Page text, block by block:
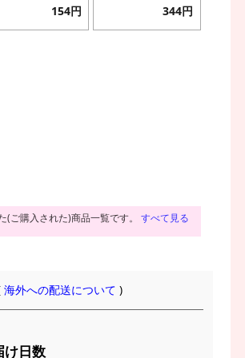
154円 344円
(ご購入された)商品一覧です。 すべて見る
海外への配送について )
け日数